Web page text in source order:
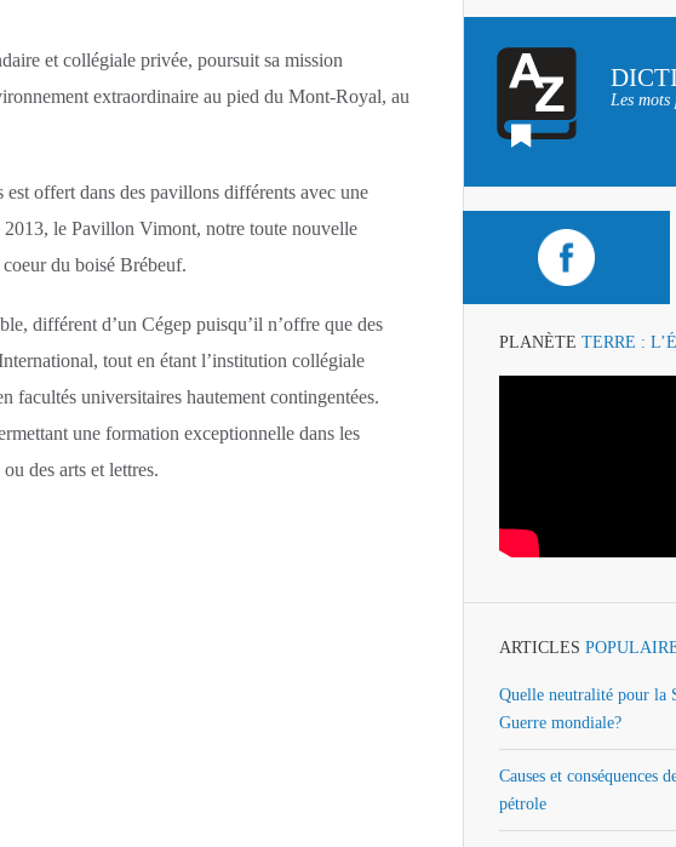
de la mangrove”
et collégiale privée, poursuit sa mission
extraordinaire au pied du Mont-Royal, au
offert dans des pavillons différents avec une
le Pavillon Vimont, notre toute nouvelle
du boisé Brébeuf.
différent d’un Cégep puisqu’il n’offre que des
tout en étant l’institution collégiale
facultés universitaires hautement contingentées.
une formation exceptionnelle dans les
des arts et lettres.
Les mots
PLANÈTE TERRE :
ARTICLES
Quelle neutralité pour la
Guerre mondiale?
Causes et conséquences
pétrole